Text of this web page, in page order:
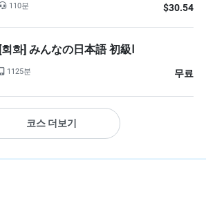
110분 $30.54
[회화] みんなの日本語 初級Ⅰ
1125분 무료
코스 더보기